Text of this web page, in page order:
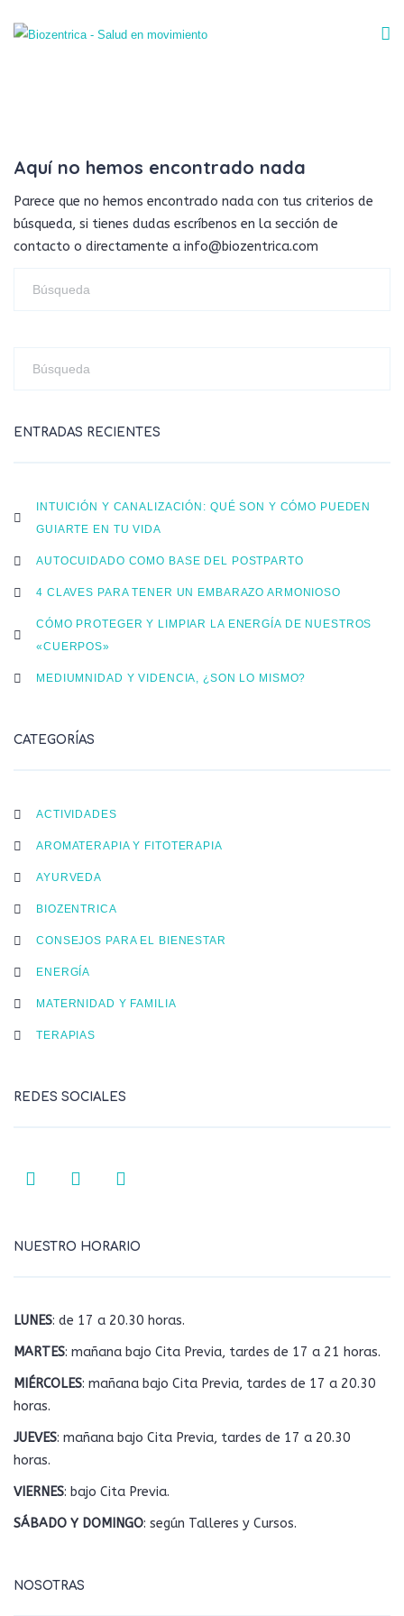
Aquí no hemos encontrado nada
Parece que no hemos encontrado nada con tus criterios de
búsqueda, si tienes dudas escríbenos en la sección de
contacto o directamente a info@biozentrica.com
ENTRADAS RECIENTES
INTUICIÓN Y CANALIZACIÓN: QUÉ SON Y CÓMO PUEDEN
GUIARTE EN TU VIDA
AUTOCUIDADO COMO BASE DEL POSTPARTO
4 CLAVES PARA TENER UN EMBARAZO ARMONIOSO
CÓMO PROTEGER Y LIMPIAR LA ENERGÍA DE NUESTROS
«CUERPOS»
MEDIUMNIDAD Y VIDENCIA, ¿SON LO MISMO?
CATEGORÍAS
ACTIVIDADES
AROMATERAPIA Y FITOTERAPIA
AYURVEDA
BIOZENTRICA
CONSEJOS PARA EL BIENESTAR
ENERGÍA
MATERNIDAD Y FAMILIA
TERAPIAS
REDES SOCIALES
NUESTRO HORARIO
LUNES: de 17 a 20.30 horas.
MARTES: mañana bajo Cita Previa, tardes de 17 a 21 horas.
MIÉRCOLES: mañana bajo Cita Previa, tardes de 17 a 20.30
horas.
JUEVES: mañana bajo Cita Previa, tardes de 17 a 20.30
horas.
VIERNES: bajo Cita Previa.
SÁBADO Y DOMINGO: según Talleres y Cursos.
NOSOTRAS